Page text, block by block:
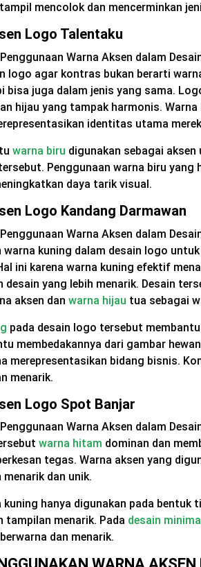
mencolok dan mencerminkan
Logo Talentaku
logo agar kontras bukan berarti
bisa juga dalam jenis yang sama.
hijau yang tampak harmonis.
identitas utama
warna biru digunakan sebagai
Penggunaan warna biru yang
daya tarik visual.
Logo Kandang Darmawan
warna kuning dalam desain logo
ini karena warna kuning efektif
desain yang lebih menarik. Desain
aksen dan warna hijau tua sebagai
pada desain logo tersebut
membedakannya dari gambar
merepresentasikan bidang bisnis.
menarik.
Logo Spot Banjar
warna hitam dominan dan
tegas. Warna aksen yang
dan unik.
kuning hanya digunakan pada
tampilan menarik. Pada desain
dan menarik.